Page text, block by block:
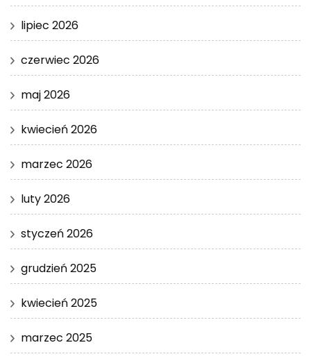
lipiec 2026
czerwiec 2026
maj 2026
kwiecień 2026
marzec 2026
luty 2026
styczeń 2026
grudzień 2025
kwiecień 2025
marzec 2025